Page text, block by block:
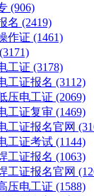
(906)
名 (2419)
作证 (1461)
(3171)
工证 (3178)
工证报名 (3112)
压电工证 (2069)
工证复审 (1469)
工证报名官网
工证考试 (1144)
工证报名 (1063)
工证报名官网
压电工证 (1588)